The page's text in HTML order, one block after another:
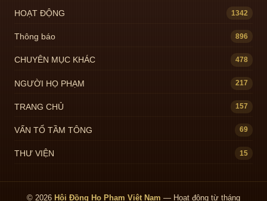
HOẠT ĐỘNG 1342
Thông báo 896
CHUYÊN MỤC KHÁC 478
NGƯỜI HỌ PHẠM 217
TRANG CHỦ 157
VẤN TỔ TẦM TÔNG 69
THƯ VIỆN 15
© 2026 Hội Đồng Họ Phạm Việt Nam — Hoạt động từ tháng